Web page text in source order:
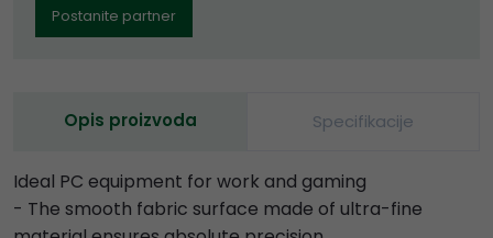
Postanite partner
Opis proizvoda Specifikacije
Ideal PC equipment for work and gaming
- The smooth fabric surface made of ultra-fine